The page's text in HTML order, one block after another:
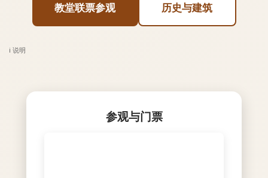
教堂联票参观 历史与建筑
ℹ️ 说明
参观与门票